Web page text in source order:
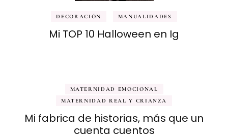
DECORACIÓN MANUALIDADES
Mi TOP 10 Halloween en Ig
MATERNIDAD EMOCIONAL
MATERNIDAD REAL Y CRIANZA
Mi fabrica de historias, más que un
cuenta cuentos